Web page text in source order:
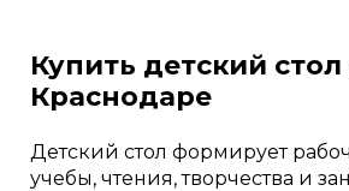
Купить детский стол
Краснодаре
Детский стол формирует
учебы, чтения, творчества и